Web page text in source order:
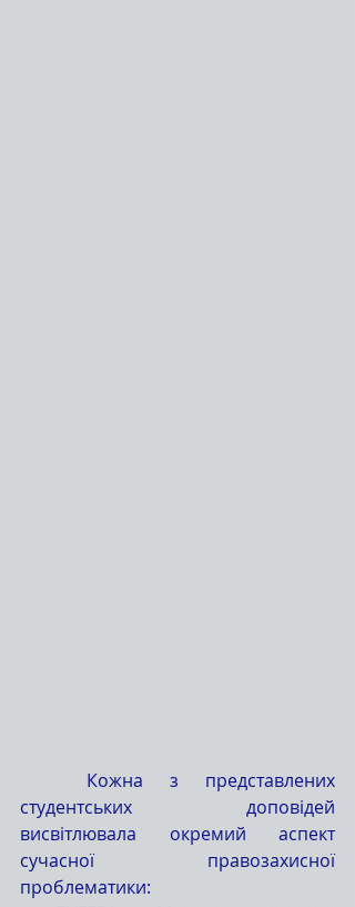
студентських доповідей
висвітлювала окремий аспект
сучасної правозахисної
проблематики: